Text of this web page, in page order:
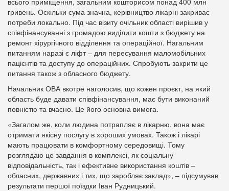
гривень. Оскільки сума значна, керівництво лікарні закриває
потреби локально. Під час візиту очільник області вирішив у
співфінансуванні з громадою виділити кошти з бюджету на
ремонт хірургічного відділення та операційної. Нагальним
питанням наразі є ліфт – для пересування маломобільних
пацієнтів та доступу до операційних. Спробують закрити це
питання також з обласного бюджету.
Начальник ОВА вкотре наголосив, що кожен проєкт, на який
область буде давати співфінансування, має бути виконаний
повністю та вчасно. Це його основна вимога.
«Загалом же, коли людина потрапляє в лікарню, вона має
отримати якісну послугу в хороших умовах. Також і лікарі
мають працювати в комфортному середовищі. Тому
розглядаю це завдання в комплексі, як соціальну
відповідальність, так і ефективне використання коштів –
обласних, державних і тих, що заробляє заклад», – підсумував
результати першої поїздки Іван Рудницький.